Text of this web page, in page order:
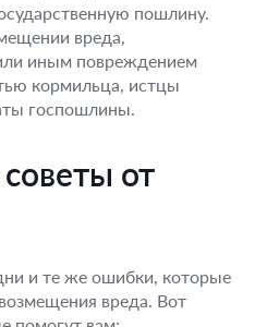
пошлину.
вреда,
иным повреждением
кормильца, истцы
госпошлины.
от
и те же ошибки, которые
вреда. Вот